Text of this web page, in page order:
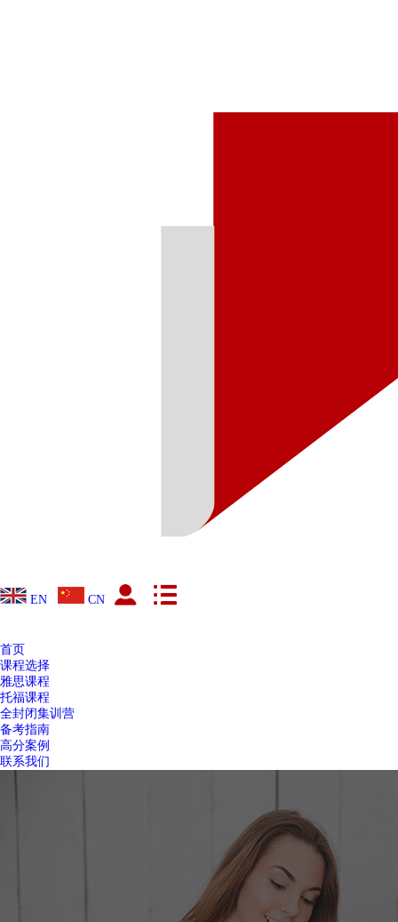
EN CN
首页
课程选择
雅思课程
托福课程
全封闭集训营
备考指南
高分案例
联系我们